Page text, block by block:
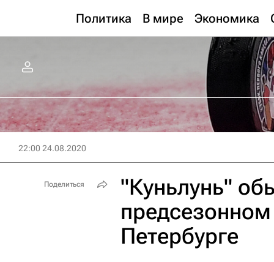
Политика В мире Экономика
22:00 24.08.2020
"Куньлунь"
Петербурге
Поделиться